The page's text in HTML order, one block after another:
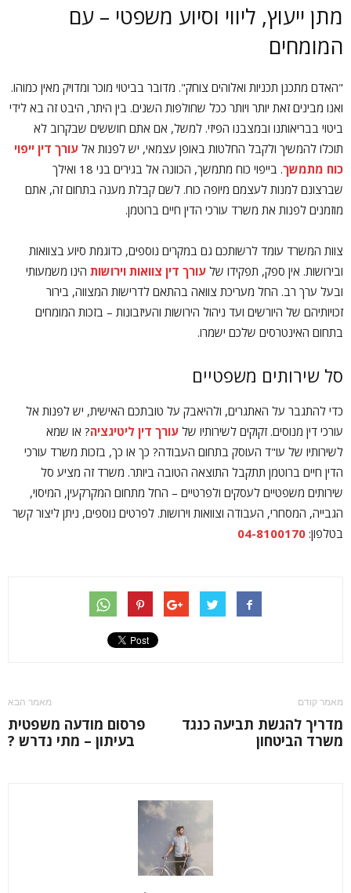
מתן ייעוץ, ליווי וסיוע משפטי – עם
המומחים
"האדם מתכנן תכניות ואלוהים צוחק". מדובר בביטוי מוכר ומדויק מאין כמוהו.
ואנו מבינים זאת יותר ויותר ככל שחולפות השנים. בין היתר, היבט זה בא לידי
ביטוי בבריאותנו ובמצבנו הפיזי. למשל, אם אתם חוששים שבקרוב לא
תוכלו להמשיך ולקבל החלטות באופן עצמאי, יש לפנות אל עורך דין ייפוי
כוח מתמשך
. בייפוי כוח מתמשך, הכוונה אל בגירים בני 18 ואילך
שברצונם למנות לעצמם מיופה כוח. לשם קבלת מענה בתחום זה, אתם
מוזמנים לפנות את משרד עורכי הדין חיים ברוטמן.
צוות המשרד עומד לרשותכם גם במקרים נוספים, כדוגמת סיוע בצוואות
ובירושות. אין ספק, תפקידו של עורך דין צוואות וירושות הינו משמעותי
ובעל ערך רב. החל מעריכת צוואה בהתאם לדרישות המצווה, בירור
זכויותיהם של היורשים ועד ניהול הירושות והעיזבונות – בזכות המומחים
בתחום האינטרסים שלכם ישמרו.
סל שירותים משפטיים
כדי להתגבר על האתגרים, ולהיאבק על טובתכם האישית, יש לפנות אל
עורכי דין מנוסים. זקוקים לשירותיו של עורך דין ליטיגציה? או שמא
לשירותיו של עו"ד העוסק בתחום העבודה? כך או כך, בזכות משרד עורכי
הדין חיים ברוטמן תתקבל התוצאה הטובה ביותר. משרד זה מציע סל
שירותים משפטיים לעסקים ולפרטיים – החל מתחום המקרקעין, המיסוי,
הגבייה, המסחרי, העבודה וצוואות וירושות. לפרטים נוספים, ניתן ליצור קשר
בטלפון: 04-8100170
מאמר קודם
מדריך להגשת תביעה כנגד
משרד הביטחון
מאמר הבא
פרסום מודעה משפטית
בעיתון – מתי נדרש ?